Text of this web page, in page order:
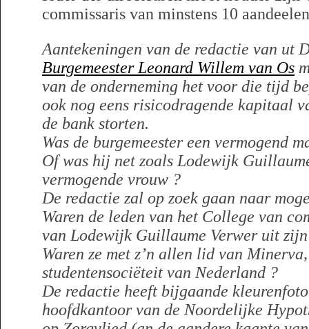
commissaris van minstens 10
Aantekeningen van de redactie van ut
Burgemeester Leonard Willem van Os
van de onderneming het voor die tijd
ook nog eens risicodragende kapitaal
de bank storten.
Was de burgemeester een vermogend
Of was hij net zoals Lodewijk
vermogende vrouw ?
De redactie zal op zoek gaan naar
Waren de leden van het College van
van Lodewijk Guillaume Verwer uit
Waren ze met z’n allen lid van
studentensociëteit van Nederland ?
De redactie heeft bijgaande
hoofdkantoor van de Noordelijke